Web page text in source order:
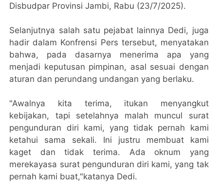
Disbudpar Provinsi Jambi, Rabu (23/7/2025).
Selanjutnya salah satu pejabat lainnya Dedi, juga
hadir dalam Konfrensi Pers tersebut, menyatakan
bahwa, pada dasarnya menerima apa yang
menjadi keputusan pimpinan, asal sesuai dengan
aturan dan perundang undangan yang berlaku.
"Awalnya kita terima, itukan menyangkut
kebijakan, tapi setelahnya malah muncul surat
pengunduran diri kami, yang tidak pernah kami
ketahui sama sekali. Ini justru membuat kami
kaget dan tidak terima. Ada oknum yang
merekayasa surat pengunduran diri kami, yang tak
pernah kami buat,"katanya Dedi.